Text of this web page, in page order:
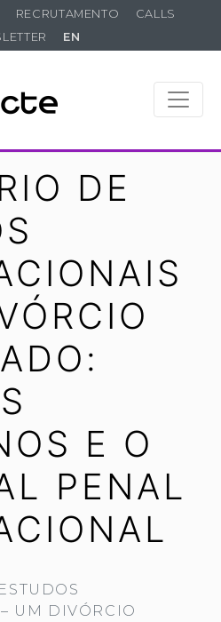
RECRUTAMENTO
CALLS
EN
DE
E O
PENAL
UM DIVÓRCIO